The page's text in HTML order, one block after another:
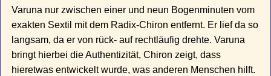
Varuna nur zwischen einer und neun Bogenminuten vom
exakten Sextil mit dem Radix-Chiron entfernt. Er lief da so
langsam, da er von rück- auf rechtläufig drehte. Varuna
bringt hierbei die Authentizität, Chiron zeigt, dass
hieretwas entwickelt wurde, was anderen Menschen hilft.